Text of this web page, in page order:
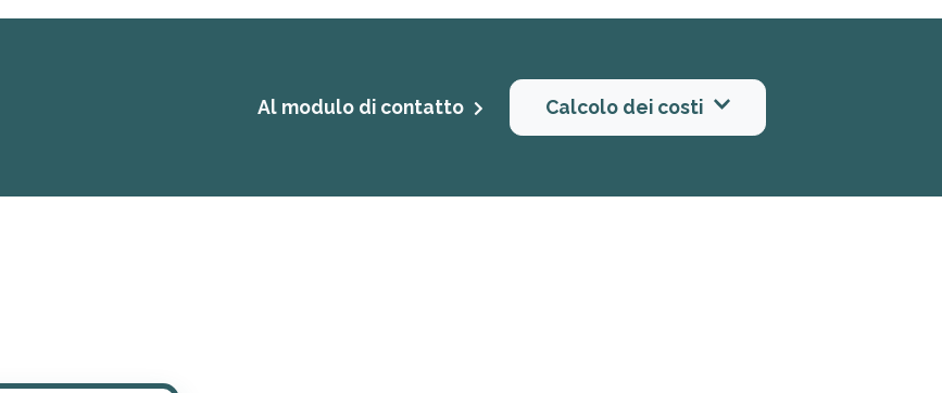
Al modulo di contatto Calcolo dei costi